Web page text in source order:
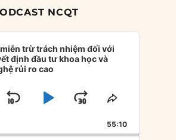
NCQT
trừ trách nhiệm đối với
định đầu tư khoa học và
rủi ro cao
SKIP
BACKWARD
PLAYJUMP
FORWARD
SHARE
EPISODE
55:10